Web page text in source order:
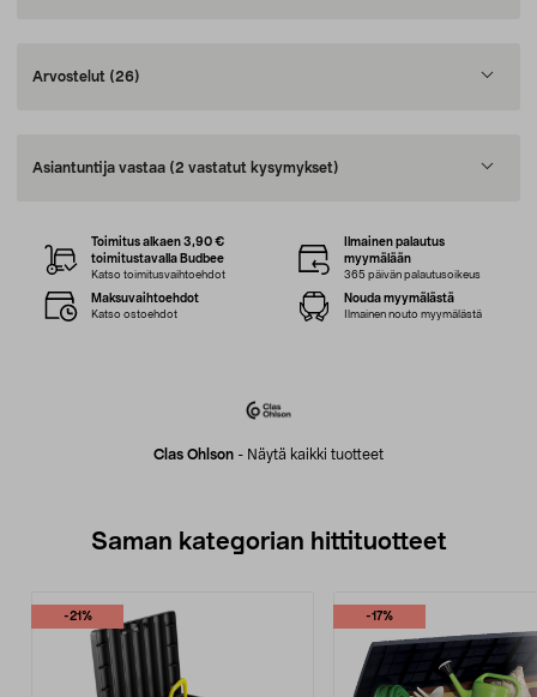
Arvostelut (26)
Asiantuntija vastaa (2 vastatut kysymykset)
Clas Ohlson - Näytä kaikki tuotteet
Toimitus alkaen 3,90 €
toimitustavalla Budbee
Katso toimitusvaihtoehdot
Ilmainen palautus
myymälään
365 päivän palautusoikeus
Maksuvaihtoehdot
Katso ostoehdot
Nouda myymälästä
Ilmainen nouto myymälästä
Saman kategorian hittituotteet
-21% -17%